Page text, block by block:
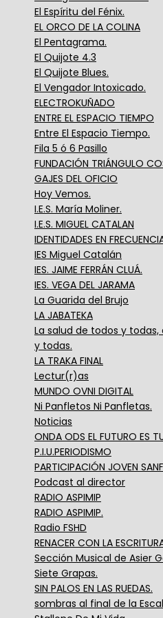
El Espíritu del Fénix.
EL ORCO DE LA COLINA
El Pentagrama.
El Quijote 4.3
El Quijote Blues.
El Vengador Intoxicado.
ELECTROKUÑADO
ENTRE EL ESPACIO TIEMPO
Entre El Espacio Tiempo.
Fila 5 ó 6 Pasillo
FUNDACIÓN TRIÁNGULO
GAJES DEL OFICIO
Hoy Vemos.
I.E.S. María Moliner.
I.E.S. MIGUEL CATALAN
IDENTIDADES EN
IES Miguel Catalán
IES. JAIME FERRÁN CLUÁ.
IES. VEGA DEL JARAMA
La Guarida del Brujo
LA JABATEKA
La salud de todos y
y todas.
LA TRAKA FINAL
Lectur(r)as
MUNDO OVNI DIGITAL
Ni Panfletos Ni Panfletas.
Noticias
ONDA ODS EL FUTURO ES
P.I.U.PERIODISMO
PARTICIPACIÓN JOVEN
Podcast al director
RADIO ASPIMIP
RADIO ASPIMIP.
Radio FSHD
RENACER CON LA
Sección Musical de Asier
Siete Grapas.
SIN PALOS EN LAS RUEDAS.
sombras al final de la